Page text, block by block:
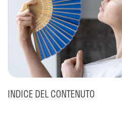
INDICE DEL CONTENUTO